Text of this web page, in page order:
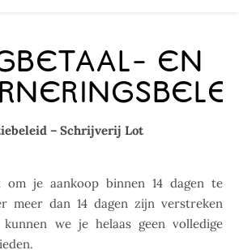
EN
– Schrijverij Lot
je aankoop binnen 14 dagen te
meer dan 14 dagen zijn verstreken
we je helaas geen volledige